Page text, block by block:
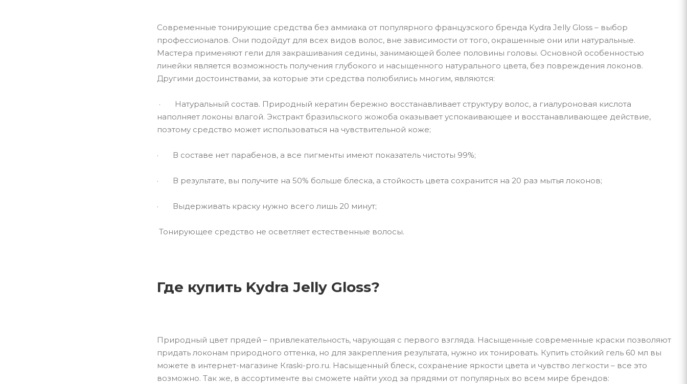
Современные тонирующие средства без аммиака от популярного французского бренда Kydra Jelly Gloss – выбор
профессионалов. Они подойдут для всех видов волос, вне зависимости от того, окрашенные они или натуральные.
Мастера применяют гели для закрашивания седины, занимающей более половины головы. Основной особенностью
линейки является возможность получения глубокого и насыщенного натурального цвета, без повреждения локонов.
Другими достоинствами, за которые эти средства полюбились многим, являются:
· Натуральный состав. Природный кератин бережно восстанавливает структуру волос, а гиалуроновая кислота
наполняет локоны влагой. Экстракт бразильского жожоба оказывает успокаивающее и восстанавливающее действие,
поэтому средство может использоваться на чувствительной коже;
· В составе нет парабенов, а все пигменты имеют показатель чистоты 99%;
· В результате, вы получите на 50% больше блеска, а стойкость цвета сохранится на 20 раз мытья локонов;
· Выдерживать краску нужно всего лишь 20 минут;
Тонирующее средство не осветляет естественные волосы.
Где купить Kydra Jelly Gloss?
Природный цвет прядей – привлекательность, чарующая с первого взгляда. Насыщенные современные краски позволяют
придать локонам природного оттенка, но для закрепления результата, нужно их тонировать. Купить стойкий гель 60 мл вы
можете в интернет-магазине Кraski-pro.ru. Насыщенный блеск, сохранение яркости цвета и чувство легкости – все это
возможно. Так же, в ассортименте вы сможете найти уход за прядями от популярных во всем мире брендов: